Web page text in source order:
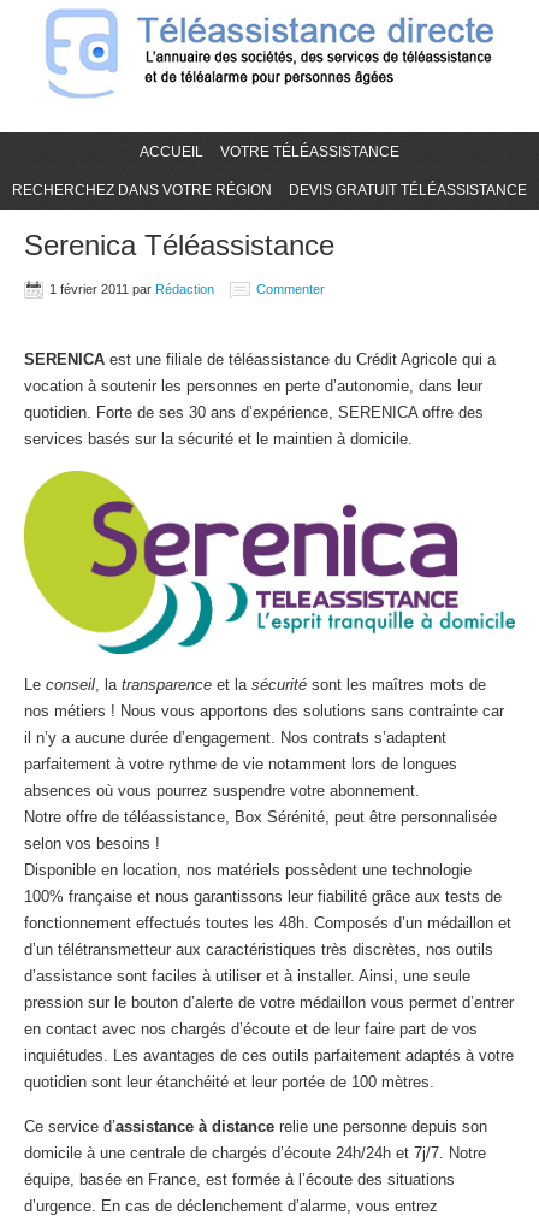
ACCUEIL VOTRE TÉLÉASSISTANCE
RECHERCHEZ DANS VOTRE RÉGION DEVIS GRATUIT TÉLÉASSISTANCE
Serenica Téléassistance
1 février 2011 par Rédaction Commenter
SERENICA est une filiale de téléassistance du Crédit Agricole qui a
vocation à soutenir les personnes en perte d’autonomie, dans leur
quotidien. Forte de ses 30 ans d’expérience, SERENICA offre des
services basés sur la sécurité et le maintien à domicile.
Le conseil , la transparence et la sécurité sont les maîtres mots de
nos métiers ! Nous vous apportons des solutions sans contrainte car
il n’y a aucune durée d’engagement. Nos contrats s’adaptent
parfaitement à votre rythme de vie notamment lors de longues
absences où vous pourrez suspendre votre abonnement.
Notre offre de téléassistance, Box Sérénité, peut être personnalisée
selon vos besoins !
Disponible en location, nos matériels possèdent une technologie
100% française et nous garantissons leur fiabilité grâce aux tests de
fonctionnement effectués toutes les 48h. Composés d’un médaillon et
d’un télétransmetteur aux caractéristiques très discrètes, nos outils
d’assistance sont faciles à utiliser et à installer. Ainsi, une seule
pression sur le bouton d’alerte de votre médaillon vous permet d’entrer
en contact avec nos chargés d’écoute et de leur faire part de vos
inquiétudes. Les avantages de ces outils parfaitement adaptés à votre
quotidien sont leur étanchéité et leur portée de 100 mètres.
Ce service d’assistance à distance relie une personne depuis son
domicile à une centrale de chargés d’écoute 24h/24h et 7j/7. Notre
équipe, basée en France, est formée à l’écoute des situations
d’urgence. En cas de déclenchement d’alarme, vous entrez